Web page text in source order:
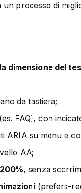
un processo di
dimensione del
da tastiera;
FAQ), con
ARIA su menu e
AA;
, senza
(prefers-